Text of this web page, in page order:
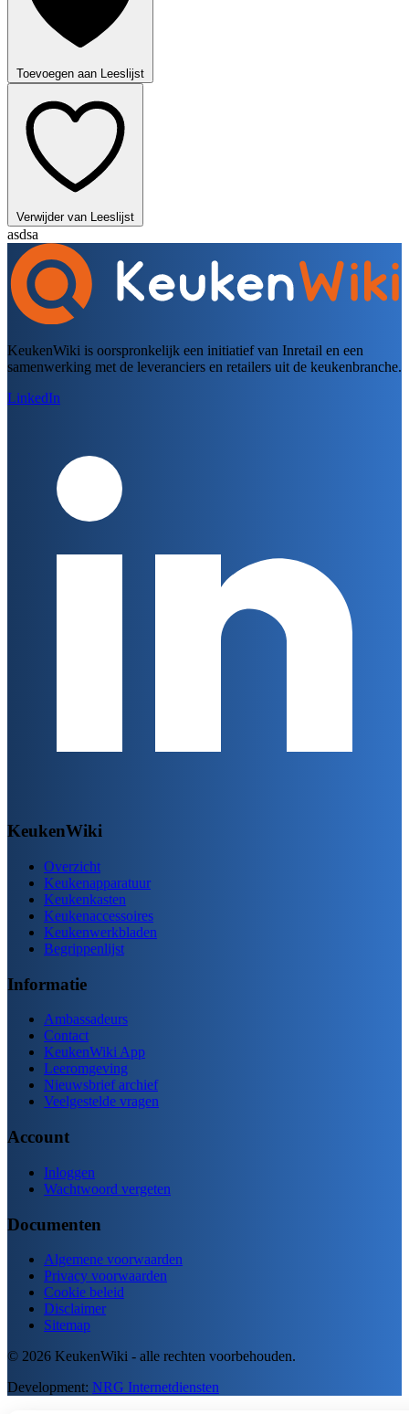
Toevoegen aan Leeslijst
Verwijder van Leeslijst
asdsa
KeukenWiki is oorspronkelijk een initiatief van Inretail en een
samenwerking met de leveranciers en retailers uit de keukenbranche.
LinkedIn
KeukenWiki
Overzicht
Keukenapparatuur
Keukenkasten
Keukenaccessoires
Keukenwerkbladen
Begrippenlijst
Informatie
Ambassadeurs
Contact
KeukenWiki App
Leeromgeving
Nieuwsbrief archief
Veelgestelde vragen
Account
Inloggen
Wachtwoord vergeten
Documenten
Algemene voorwaarden
Privacy voorwaarden
Cookie beleid
Disclaimer
Sitemap
© 2026 KeukenWiki - alle rechten voorbehouden.
Development: NRG Internetdiensten